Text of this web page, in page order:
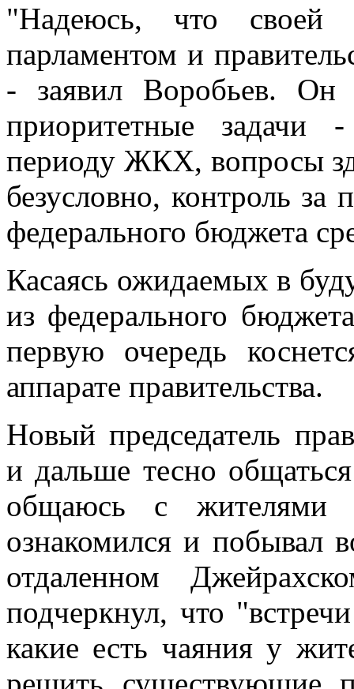
"Надеюсь, что своей
парламентом и
- заявил Воробьев. Он
приоритетные задачи
периоду ЖКХ, вопросы
безусловно, контроль
федерального бюджета
Касаясь ожидаемых в
из федерального
первую очередь
аппарате правительства.
Новый председатель
и дальше тесно
общаюсь с жителями
ознакомился и побывал
отдаленном
подчеркнул, что
какие есть чаяния у